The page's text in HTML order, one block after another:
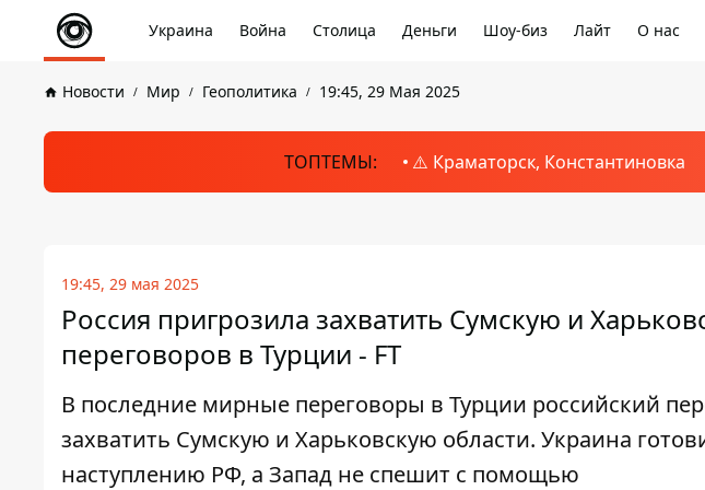
Украина Война Столица Деньги Шоу-биз Лайт О нас
Новости Мир Геополитика 19:45, 29 Мая 2025
ТОПТЕМЫ: ⚠️ Краматорск, Константиновка
19:45, 29 мая 2025
Россия пригрозила захватить Сумскую и
переговоров в Турции - FT
В последние мирные переговоры в Турции российский
захватить Сумскую и Харьковскую области. Украина
наступлению РФ, а Запад не спешит с помощью